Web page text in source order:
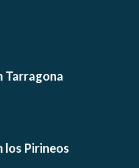
Tarragona
los Pirineos